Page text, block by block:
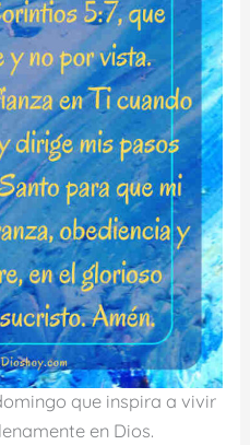
que inspira a vivir
en Dios.